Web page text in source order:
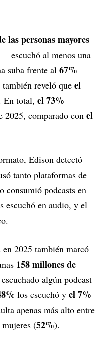
las personas mayores
— escuchó al menos una
suba frente al 67%
reveló que el
En total, el 73%
2025, comparado con el
Edison detectó
tanto plataformas de
consumió podcasts en
escuchó en audio, y el
2025 también marcó
158 millones de
algún podcast
los escuchó y el 7%
apenas más alto entre
(52%).